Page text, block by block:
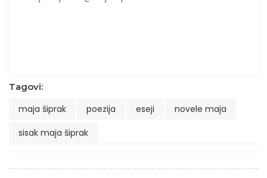
Tagovi:
maja šiprak poezija eseji
novele maja
sisak maja šiprak